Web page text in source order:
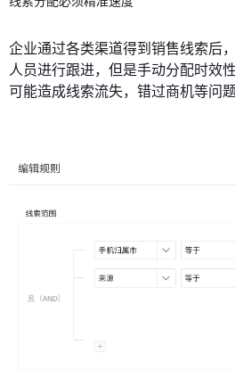
企业通过各类渠道得到销售线索后
人员进行跟进，但是手动分配时效
可能造成线索流失，错过商机等问题